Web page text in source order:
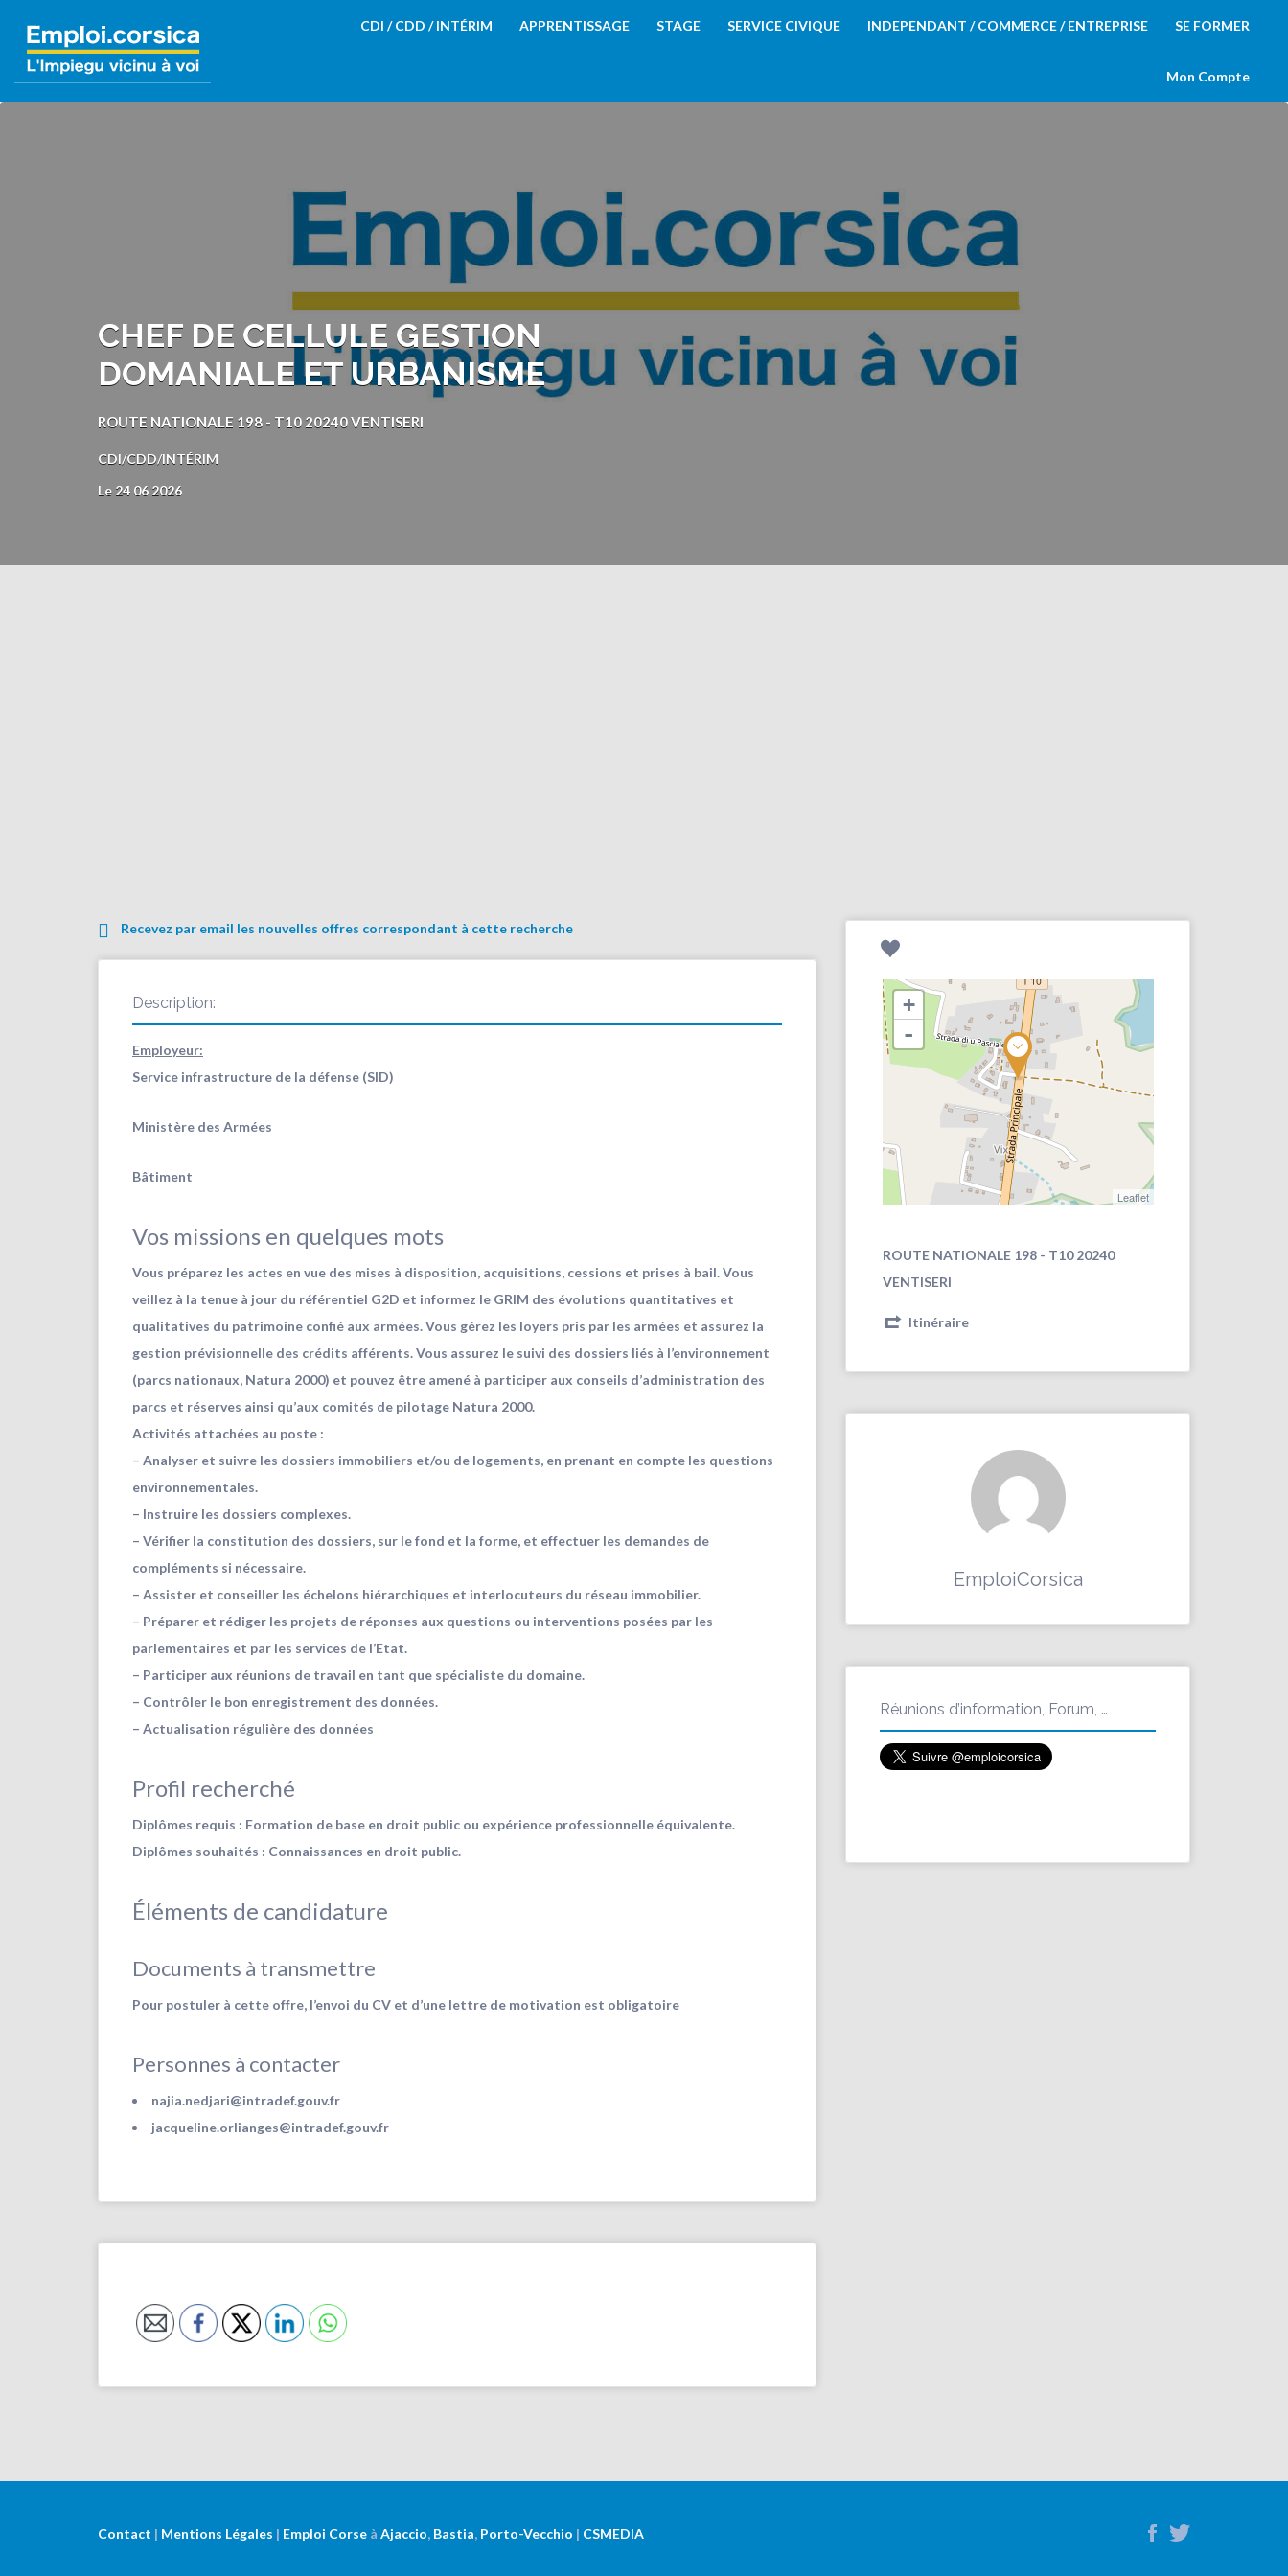
CDI / CDD / INTÉRIM APPRENTISSAGE STAGE SERVICE CIVIQUE INDEPENDANT / COMMERCE / ENTREPRISE SE FORMER
Mon Compte
Rechercher:
CHEF DE CELLULE GESTION
DOMANIALE ET URBANISME
ROUTE NATIONALE 198 - T10 20240 VENTISERI
CDI/CDD/INTÉRIM
Le 24 06 2026
Recevez par email les nouvelles offres correspondant à cette recherche
Description:
Employeur:
Service infrastructure de la défense (SID)
Ministère des Armées
Bâtiment
Vos missions en quelques mots
Vous préparez les actes en vue des mises à disposition, acquisitions, cessions et prises à bail. Vous
veillez à la tenue à jour du référentiel G2D et informez le GRIM des évolutions quantitatives et
qualitatives du patrimoine confié aux armées. Vous gérez les loyers pris par les armées et assurez la
gestion prévisionnelle des crédits afférents. Vous assurez le suivi des dossiers liés à l’environnement
(parcs nationaux, Natura 2000) et pouvez être amené à participer aux conseils d’administration des
parcs et réserves ainsi qu’aux comités de pilotage Natura 2000.
Activités attachées au poste :
– Analyser et suivre les dossiers immobiliers et/ou de logements, en prenant en compte les questions
environnementales.
– Instruire les dossiers complexes.
– Vérifier la constitution des dossiers, sur le fond et la forme, et effectuer les demandes de
compléments si nécessaire.
– Assister et conseiller les échelons hiérarchiques et interlocuteurs du réseau immobilier.
– Préparer et rédiger les projets de réponses aux questions ou interventions posées par les
parlementaires et par les services de l’Etat.
– Participer aux réunions de travail en tant que spécialiste du domaine.
– Contrôler le bon enregistrement des données.
– Actualisation régulière des données
Profil recherché
Diplômes requis : Formation de base en droit public ou expérience professionnelle équivalente.
Diplômes souhaités : Connaissances en droit public.
Éléments de candidature
Documents à transmettre
Pour postuler à cette offre, l’envoi du CV et d’une lettre de motivation est obligatoire
Personnes à contacter
najia.nedjari@intradef.gouv.fr
jacqueline.orlianges@intradef.gouv.fr
+
-
Leaflet
ROUTE NATIONALE 198 - T10 20240
VENTISERI
Itinéraire
EmploiCorsica
Réunions d’information, Forum, …
Contact | Mentions Légales | Emploi Corse à Ajaccio, Bastia, Porto-Vecchio | CSMEDIA